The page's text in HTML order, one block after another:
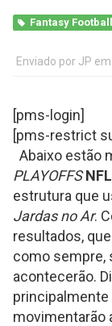
Fantasy
Enviado por JP
[pms-login]
[pms-restrict
Abaixo estão
PLAYOFFS NFL
estrutura que
Jardas no Ar.
resultados,
como sempre,
acontecerão.
movimentarão